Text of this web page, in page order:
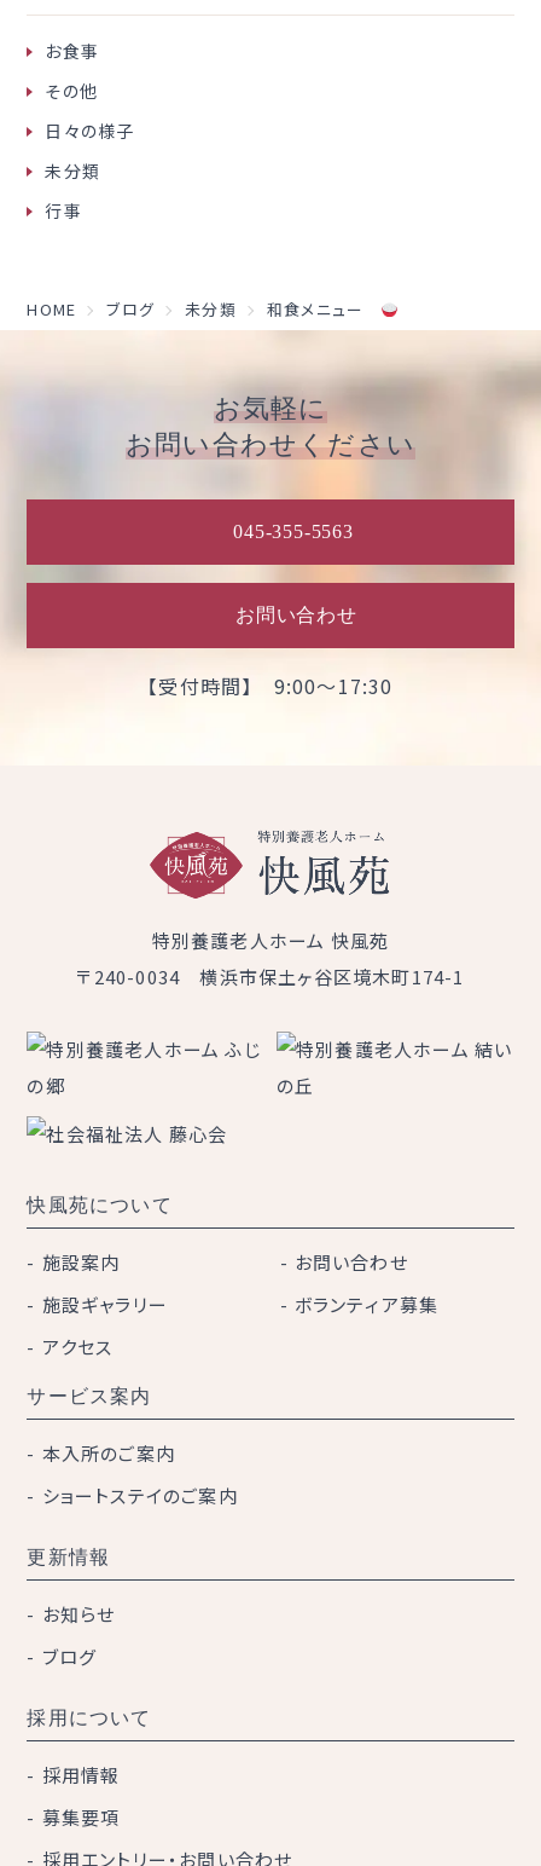
お食事
その他
日々の様子
未分類
行事
HOME ブログ 未分類 和食メニュー
お気軽に
お問い合わせください
045-355-5563
お問い合わせ
【受付時間】 9:00～17:30
特別養護老人ホーム 快風苑
〒240-0034 横浜市保土ヶ谷区境木町174-1
快風苑について
施設案内
施設ギャラリー
アクセス
お問い合わせ
ボランティア募集
サービス案内
本入所のご案内
ショートステイのご案内
更新情報
お知らせ
ブログ
採用について
採用情報
募集要項
採用エントリー・お問い合わせ